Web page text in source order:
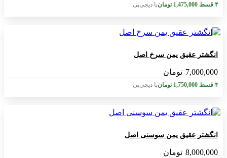
۴ قسط 1,475,000 تومانبا دیجی‌پی
انگشتر عقیق یمن سرخ اصل
7,000,000 تومان
۴ قسط 1,750,000 تومانبا دیجی‌پی
انگشتر عقیق یمن سوسنی اصل
8,000,000 تومان